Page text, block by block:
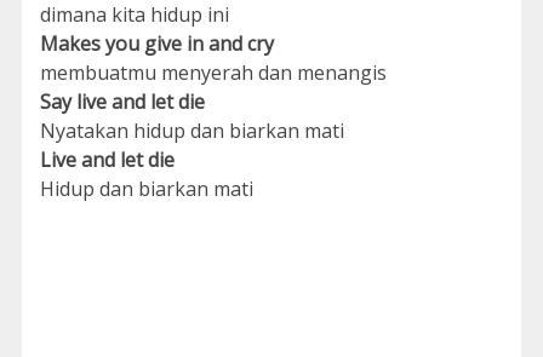
dimana kita hidup ini
Makes you give in and cry
membuatmu menyerah dan menangis
Say live and let die
Nyatakan hidup dan biarkan mati
Live and let die
Hidup dan biarkan mati